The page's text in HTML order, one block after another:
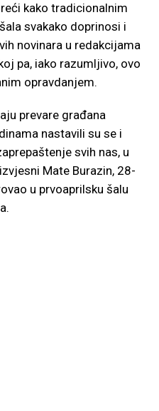
kako tradicionalnim
svakako doprinosi i
novinara u redakcijama
pa, iako razumljivo, ovo
opravdanjem.
prevare građana
nastavili su se i
svih nas, u
Mate Burazin, 28-
u prvoaprilsku šalu